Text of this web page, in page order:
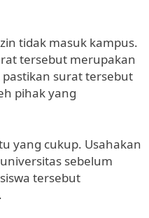
tidak masuk kampus.
tersebut merupakan
surat tersebut
pihak yang
yang cukup. Usahakan
sebelum
tersebut